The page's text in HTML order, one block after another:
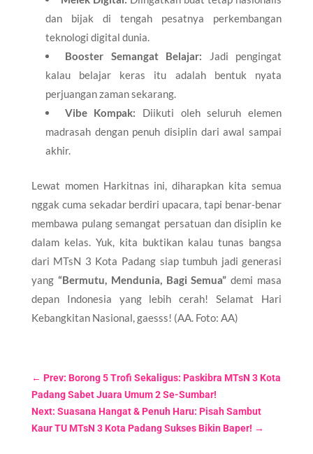
dan bijak di tengah pesatnya perkembangan
teknologi digital dunia.
Booster Semangat Belajar: Jadi pengingat
kalau belajar keras itu adalah bentuk nyata
perjuangan zaman sekarang.
Vibe Kompak: Diikuti oleh seluruh elemen
madrasah dengan penuh disiplin dari awal sampai
akhir.
​Lewat momen Harkitnas ini, diharapkan kita semua
nggak cuma sekadar berdiri upacara, tapi benar-benar
membawa pulang semangat persatuan dan disiplin ke
dalam kelas. Yuk, kita buktikan kalau tunas bangsa
dari MTsN 3 Kota Padang siap tumbuh jadi generasi
yang “Bermutu, Mendunia, Bagi Semua” demi masa
depan Indonesia yang lebih cerah! Selamat Hari
Kebangkitan Nasional, gaesss! (AA. Foto: AA)
← Prev: Borong 5 Trofi Sekaligus: Paskibra MTsN 3 Kota
Padang Sabet Juara Umum 2 Se-Sumbar!
Next: Suasana Hangat & Penuh Haru: Pisah Sambut
Kaur TU MTsN 3 Kota Padang Sukses Bikin Baper! →